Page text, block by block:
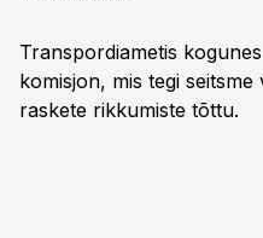
Transpordiametis
komisjon, mis tegi
raskete rikkumiste tõttu.